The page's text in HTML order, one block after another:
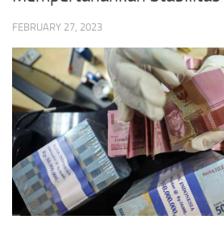
FEBRUARY 27, 2023